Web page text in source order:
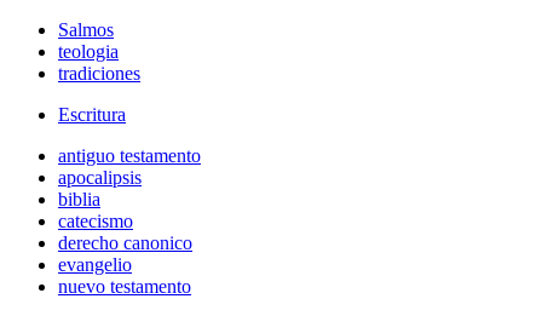
Salmos
teologia
tradiciones
Escritura
antiguo testamento
apocalipsis
biblia
catecismo
derecho canonico
evangelio
nuevo testamento